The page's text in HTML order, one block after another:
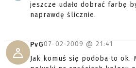
jeszcze udało dobrać farbę
naprawdę ślicznie.
PvG07-02-2009 @ 21:41
Jak komuś się podoba to ok.